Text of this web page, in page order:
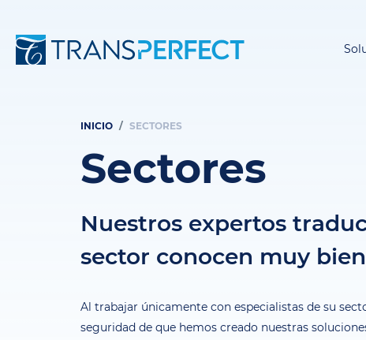
Ruta
de
INICIO SECTORES
Sectores
Nuestros expertos
sector conocen muy
Al trabajar únicamente con especialistas de su
seguridad de que hemos creado nuestras